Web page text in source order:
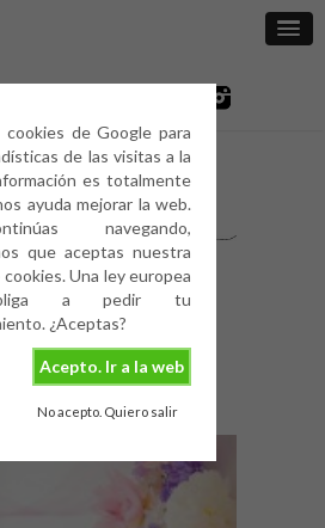
cookies de Google para
de las visitas a la
es totalmente
ayuda mejorar la web.
navegando,
que aceptas nuestra
Una ley europea
a pedir tu
¿Aceptas?
Acepto. Ir a la web
No acepto. Quiero salir